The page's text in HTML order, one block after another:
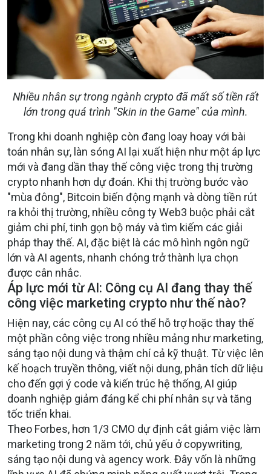
Nhiều nhân sự trong ngành crypto đã mất số tiền rất
lớn trong quá trình "Skin in the Game" của mình.
Trong khi doanh nghiệp còn đang loay hoay với bài
toán nhân sự, làn sóng AI lại xuất hiện như một áp lực
mới và đang dần thay thế công việc trong thị trường
crypto nhanh hơn dự đoán. Khi thị trường bước vào
"mùa đông", Bitcoin biến động mạnh và dòng tiền rút
ra khỏi thị trường, nhiều công ty Web3 buộc phải cắt
giảm chi phí, tinh gọn bộ máy và tìm kiếm các giải
pháp thay thế. AI, đặc biệt là các mô hình ngôn ngữ
lớn và AI agents, nhanh chóng trở thành lựa chọn
được cân nhắc.
Áp lực mới từ AI: Công cụ AI đang thay thế
công việc marketing crypto như thế nào?
Hiện nay, các công cụ AI có thể hỗ trợ hoặc thay thế
một phần công việc trong nhiều mảng như marketing,
sáng tạo nội dung và thậm chí cả kỹ thuật. Từ việc lên
kế hoạch truyền thông, viết nội dung, phân tích dữ liệu
cho đến gợi ý code và kiến trúc hệ thống, AI giúp
doanh nghiệp giảm đáng kể chi phí nhân sự và tăng
tốc triển khai.
Theo Forbes, hơn 1/3 CMO dự định cắt giảm việc làm
marketing trong 2 năm tới, chủ yếu ở copywriting,
sáng tạo nội dung và agency work. Đây vốn là những